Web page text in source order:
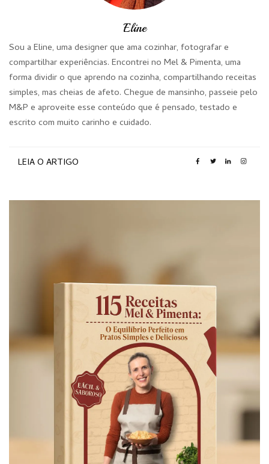
Eline
Sou a Eline, uma designer que ama cozinhar, fotografar e
compartilhar experiências. Encontrei no Mel & Pimenta, uma
forma dividir o que aprendo na cozinha, compartilhando receitas
simples, mas cheias de afeto. Chegue de mansinho, passeie pelo
M&P e aproveite esse conteúdo que é pensado, testado e
escrito com muito carinho e cuidado.
LEIA O ARTIGO